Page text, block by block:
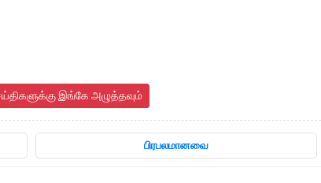
இங்கே அழுத்தவும்
பிரபலமானவை